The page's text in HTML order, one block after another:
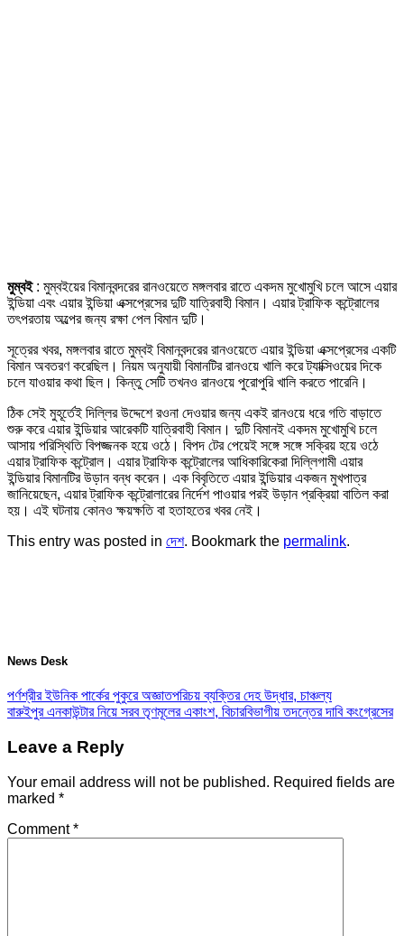
মুম্বই : মুম্বইয়ের বিমানবন্দরের রানওয়েতে মঙ্গলবার রাতে একদম মুখোমুখি চলে আসে এয়ার
ইন্ডিয়া এবং এয়ার ইন্ডিয়া এক্সপ্রেসের দুটি যাত্রিবাহী বিমান। এয়ার ট্রাফিক কন্ট্রোলের
তৎপরতায় অল্পের জন্য রক্ষা পেল বিমান দুটি।
সূত্রের খবর, মঙ্গলবার রাতে মুম্বই বিমানবন্দরের রানওয়েতে এয়ার ইন্ডিয়া এক্সপ্রেসের একটি
বিমান অবতরণ করেছিল। নিয়ম অনুযায়ী বিমানটির রানওয়ে খালি করে ট্যাক্সিওয়ের দিকে
চলে যাওয়ার কথা ছিল। কিন্তু সেটি তখনও রানওয়ে পুরোপুরি খালি করতে পারেনি।
ঠিক সেই মুহূর্তেই দিল্লির উদ্দেশে রওনা দেওয়ার জন্য একই রানওয়ে ধরে গতি বাড়াতে
শুরু করে এয়ার ইন্ডিয়ার আরেকটি যাত্রিবাহী বিমান। দুটি বিমানই একদম মুখোমুখি চলে
আসায় পরিস্থিতি বিপজ্জনক হয়ে ওঠে। বিপদ টের পেয়েই সঙ্গে সঙ্গে সক্রিয় হয়ে ওঠে
এয়ার ট্রাফিক কন্ট্রোল। এয়ার ট্রাফিক কন্ট্রোলের আধিকারিকেরা দিল্লিগামী এয়ার
ইন্ডিয়ার বিমানটির উড়ান বন্ধ করেন। এক বিবৃতিতে এয়ার ইন্ডিয়ার একজন মুখপাত্র
জানিয়েছেন, এয়ার ট্রাফিক কন্ট্রোলারের নির্দেশ পাওয়ার পরই উড়ান প্রক্রিয়া বাতিল করা
হয়। এই ঘটনায় কোনও ক্ষয়ক্ষতি বা হতাহতের খবর নেই।
This entry was posted in দেশ. Bookmark the permalink.
News Desk
পর্ণশ্রীর ইউনিক পার্কের পুকুরে অজ্ঞাতপরিচয় ব্যক্তির দেহ উদ্ধার, চাঞ্চল্য
বারুইপুর এনকাউন্টার নিয়ে সরব তৃণমূলের একাংশ, বিচারবিভাগীয় তদন্তের দাবি কংগ্রেসের
Leave a Reply
Your email address will not be published. Required fields are
marked *
Comment*